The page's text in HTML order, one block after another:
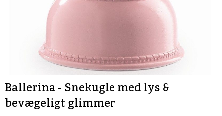
Ballerina - Snekugle med lys &
bevægeligt glimmer